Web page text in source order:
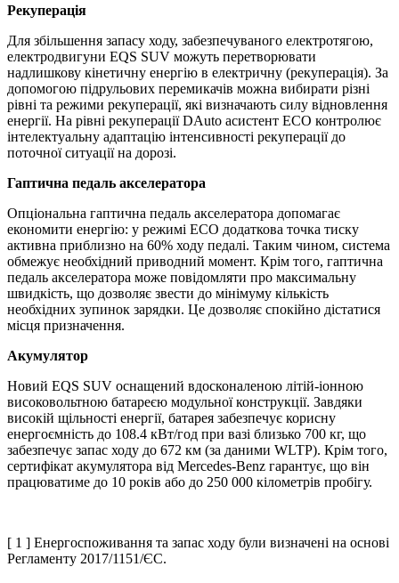
Рекуперація
Для збільшення запасу ходу, забезпечуваного електротягою,
електродвигуни EQS SUV можуть перетворювати
надлишкову кінетичну енергію в електричну (рекуперація). За
допомогою підрульових перемикачів можна вибирати різні
рівні та режими рекуперації, які визначають силу відновлення
енергії. На рівні рекуперації DAuto асистент ECO контролює
інтелектуальну адаптацію інтенсивності рекуперації до
поточної ситуації на дорозі.
Гаптична педаль акселератора
Опціональна гаптична педаль акселератора допомагає
економити енергію: у режимі ECO додаткова точка тиску
активна приблизно на 60% ходу педалі. Таким чином, система
обмежує необхідний приводний момент. Крім того, гаптична
педаль акселератора може повідомляти про максимальну
швидкість, що дозволяє звести до мінімуму кількість
необхідних зупинок зарядки. Це дозволяє спокійно дістатися
місця призначення.
Акумулятор
Новий EQS SUV оснащений вдосконаленою літій-іонною
високовольтною батареєю модульної конструкції. Завдяки
високій щільності енергії, батарея забезпечує корисну
енергоємність до 108.4 кВт/год при вазі близько 700 кг, що
забезпечує запас ходу до 672 км (за даними WLTP). Крім того,
сертифікат акумулятора від Mercedes-Benz гарантує, що він
працюватиме до 10 років або до 250 000 кілометрів пробігу.
[ 1 ] Енергоспоживання та запас ходу були визначені на основі
Регламенту 2017/1151/ЄС.